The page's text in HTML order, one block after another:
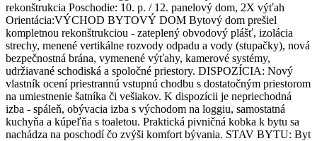
rekonštrukcia Poschodie: 10. p. / 12. panelový dom, 2X výťah
Orientácia:VÝCHOD BYTOVÝ DOM Bytový dom prešiel
kompletnou rekonštrukciou - zateplený obvodový plášť, izolácia
strechy, menené vertikálne rozvody odpadu a vody (stupačky), nová
bezpečnostná brána, vymenené výťahy, kamerové systémy,
udržiavané schodiská a spoločné priestory. DISPOZÍCIA: Nový
vlastník ocení priestrannú vstupnú chodbu s dostatočným priestorom
na umiestnenie šatníka či vešiakov. K dispozícii je nepriechodná
izba - spáleň, obývacia izba s východom na loggiu, samostatná
kuchyňa a kúpeľňa s toaletou. Praktická pivničná kobka k bytu sa
nachádza na poschodí čo zvýši komfort bývania. STAV BYTU: Byt